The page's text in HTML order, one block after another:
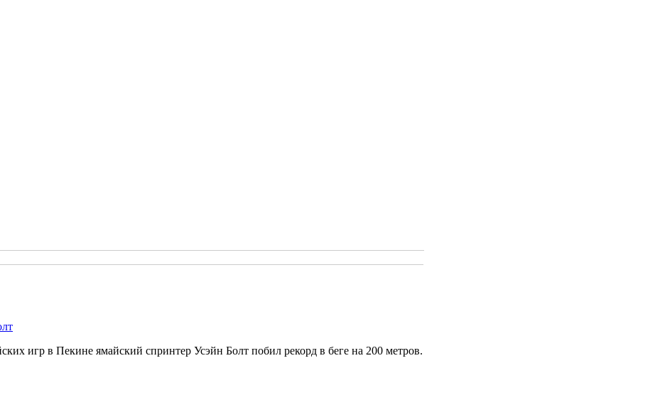
игр в Пекине ямайский спринтер Усэйн Болт побил рекорд в беге на 200 метров.